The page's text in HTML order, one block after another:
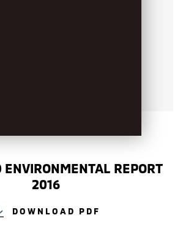
ENVIRONMENTAL REPORT
2016
DOWNLOAD PDF